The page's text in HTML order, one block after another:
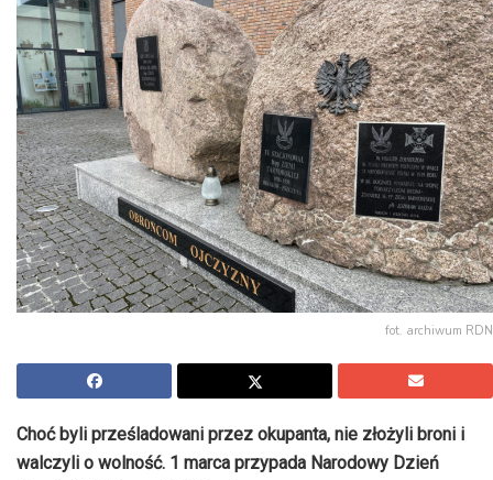
fot. archiwum RDN
Choć byli prześladowani przez okupanta, nie złożyli broni i
walczyli o wolność. 1 marca przypada Narodowy Dzień